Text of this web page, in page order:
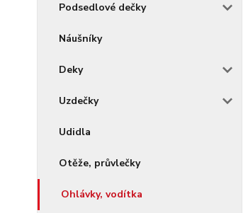
Podsedlové dečky
Náušníky
Deky
Uzdečky
Udidla
Otěže, průvlečky
Ohlávky, vodítka